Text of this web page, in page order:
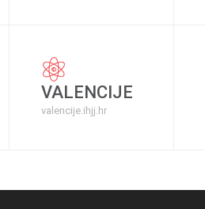
VALENCIJE
valencije.ihjj.hr